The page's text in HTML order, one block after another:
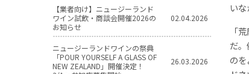
【業者向け】ニュージーランド
ワイン試飲・商談会開催2026の
お知らせ
02.04.2026
ニュージーランドワインの祭典
「POUR YOURSELF A GLASS OF
NEW ZEALAND」開催決定！
26.03.2026
いな
「
だ
の